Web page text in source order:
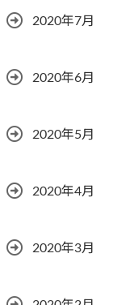
2020年7月
2020年6月
2020年5月
2020年4月
2020年3月